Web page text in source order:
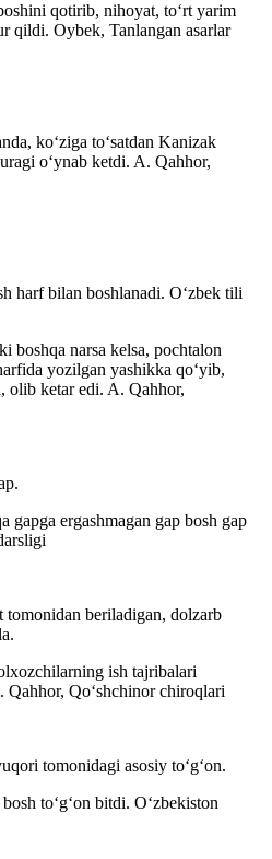
qotirib, nihoyat, toʻrt yarim
qildi. Oybek, Tanlangan asarlar
koʻziga toʻsatdan Kanizak
oʻynab ketdi. A. Qahhor,
harf bilan boshlanadi. Oʻzbek tili
boshqa narsa kelsa, pochtalon
yozilgan yashikka qoʻyib,
olib ketar edi. A. Qahhor,
gapga ergashmagan gap bosh gap
tomonidan beriladigan, dolzarb
ish tajribalari
Qahhor, Qoʻshchinor chiroqlari
tomonidagi asosiy toʻgʻon.
toʻgʻon bitdi. Oʻzbekiston